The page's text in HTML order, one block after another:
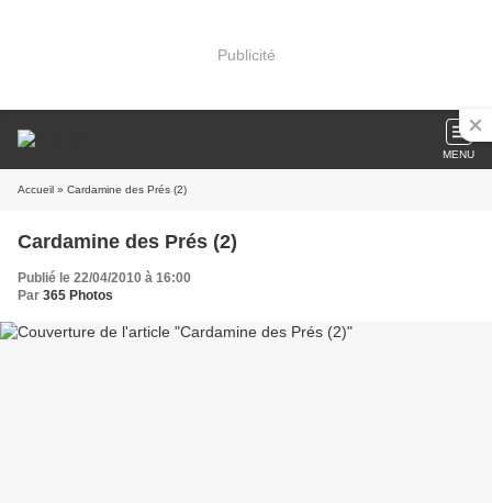
Publicité
MENU
Accueil » Cardamine des Prés (2)
Cardamine des Prés (2)
Publié le 22/04/2010 à 16:00
Par 365 Photos